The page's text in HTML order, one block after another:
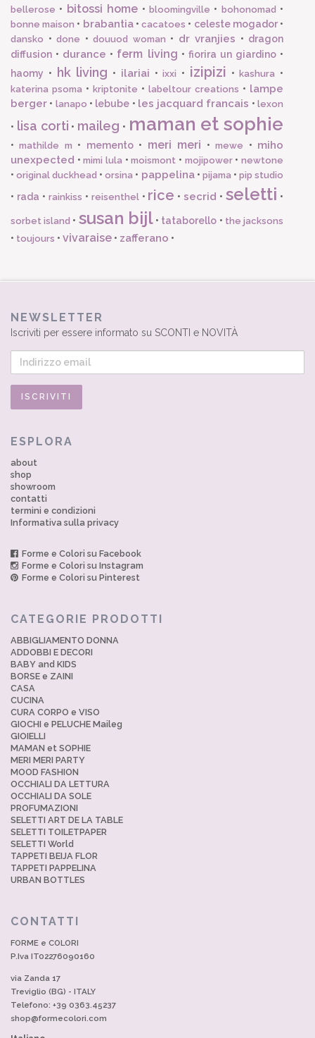
bellerose • bitossi home • bloomingville • bohonomad •
bonne maison • brabantia•cacatoes • celeste mogador•
dansko • done • douuod woman • dr vranjies • dragon
diffusion • durance • ferm living • fiorira un giardino•
haomy • hk living • ilariai •ixxi • izipizi •kashura •
katerina psoma • kriptonite • labeltour creations • lampe
berger • lanapo • lebube • les jacquard francais •lexon
• lisa corti • maileg • maman et sophie
•mathilde m • memento• meri meri •mewe • miho
unexpected •mimi lula •moismont • mojipower•newtone
•original duckhead •orsina • pappelina• pijama • pip studio
• rada • rainkiss • reisenthel• rice •secrid •seletti •
sorbet island • susan bijl• tataborello • the jacksons
• toujours • vivaraise • zafferano •
NEWSLETTER
Iscriviti per essere informato su SCONTI e NOVITÀ
ESPLORA
about
shop
showroom
contatti
termini e condizioni
Informativa sulla privacy
Forme e Colori su Facebook
Forme e Colori su Instagram
Forme e Colori su Pinterest
CATEGORIE PRODOTTI
ABBIGLIAMENTO DONNA
ADDOBBI E DECORI
BABY and KIDS
BORSE e ZAINI
CASA
CUCINA
CURA CORPO e VISO
GIOCHI e PELUCHE Maileg
GIOIELLI
MAMAN et SOPHIE
MERI MERI PARTY
MOOD FASHION
OCCHIALI DA LETTURA
OCCHIALI DA SOLE
PROFUMAZIONI
SELETTI ART DE LA TABLE
SELETTI TOILETPAPER
SELETTI World
TAPPETI BEIJA FLOR
TAPPETI PAPPELINA
URBAN BOTTLES
CONTATTI
FORME e COLORI
P.Iva IT02276090160
via Zanda 17
Treviglio (BG) - ITALY
Telefono: +39 0363.45237
shop@formecolori.com